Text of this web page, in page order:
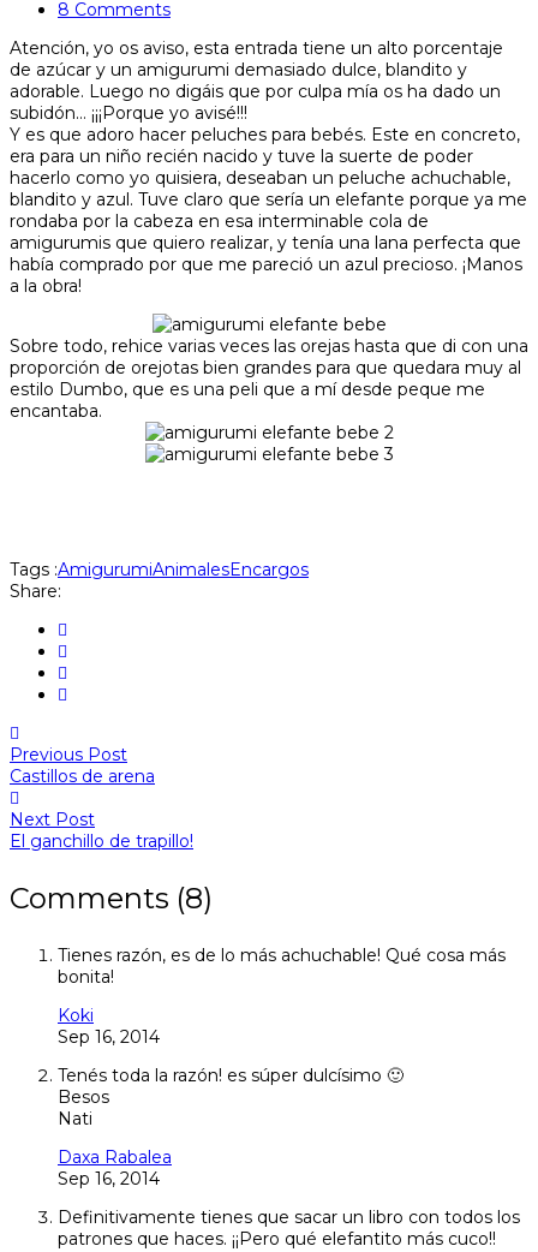
8 Comments
Atención, yo os aviso, esta entrada tiene un alto porcentaje
de azúcar y un amigurumi demasiado dulce, blandito y
adorable. Luego no digáis que por culpa mía os ha dado un
subidón… ¡¡¡Porque yo avisé!!!
Y es que adoro hacer peluches para bebés. Este en concreto,
era para un niño recién nacido y tuve la suerte de poder
hacerlo como yo quisiera, deseaban un peluche achuchable,
blandito y azul. Tuve claro que sería un elefante porque ya me
rondaba por la cabeza en esa interminable cola de
amigurumis que quiero realizar, y tenía una lana perfecta que
había comprado por que me pareció un azul precioso. ¡Manos
a la obra!
Sobre todo, rehice varias veces las orejas hasta que di con una
proporción de orejotas bien grandes para que quedara muy al
estilo Dumbo, que es una peli que a mí desde peque me
encantaba.
Tags :AmigurumiAnimalesEncargos
Share:
Previous Post
Castillos de arena
Next Post
El ganchillo de trapillo!
Comments (8)
Tienes razón, es de lo más achuchable! Qué cosa más
bonita!
Koki
Sep 16, 2014
Tenés toda la razón! es súper dulcísimo 🙂
Besos
Nati
Daxa Rabalea
Sep 16, 2014
Definitivamente tienes que sacar un libro con todos los
patrones que haces. ¡¡Pero qué elefantito más cuco!!